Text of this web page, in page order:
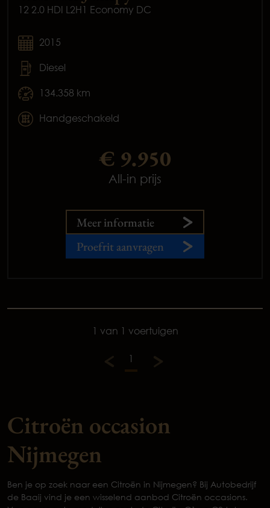
12 2.0 HDI L2H1 Economy DC
2015
Diesel
134.358 km
Handgeschakeld
€ 9.950
All-in prijs
Meer informatie
Proefrit aanvragen
1 van 1 voertuigen
1
Citroën occasion
Nijmegen
Ben je op zoek naar een Citroën in Nijmegen? Bij Autobedrijf
de Baaij vind je een wisselend aanbod Citroën occasions.